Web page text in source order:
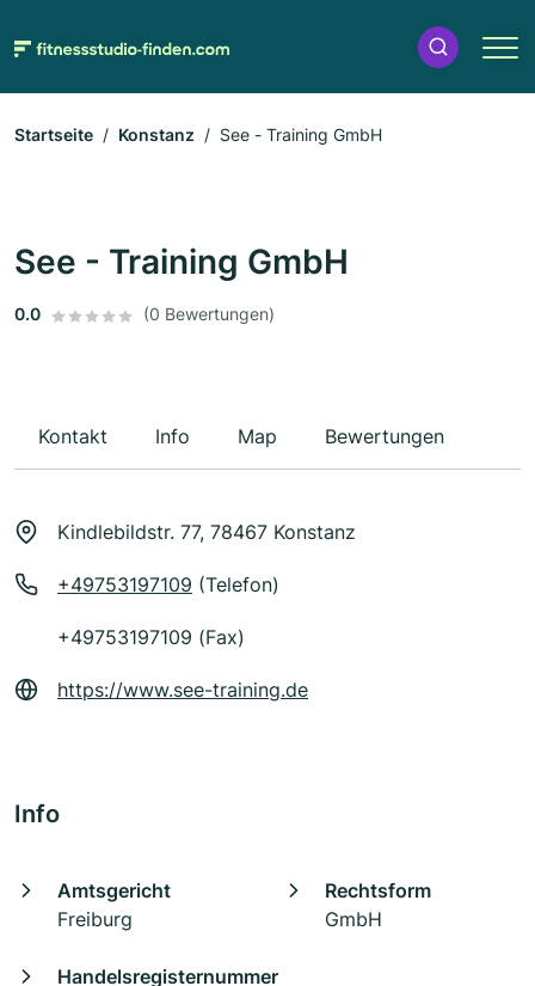
Startseite Konstanz See - Training GmbH
See - Training GmbH
0.0 (0 Bewertungen)
Kontakt Info Map Bewertungen
Kindlebildstr. 77, 78467 Konstanz
+49753197109 (Telefon)
+49753197109 (Fax)
https://www.see-training.de
Info
Amtsgericht
Freiburg
Rechtsform
GmbH
Handelsregisternummer